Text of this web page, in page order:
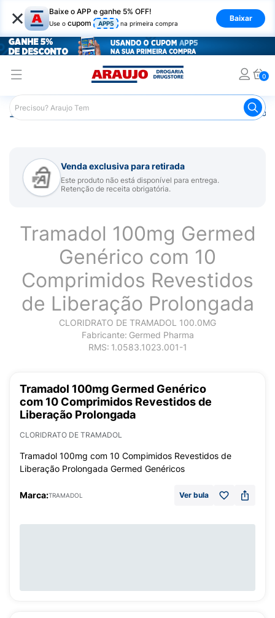
× Baixe o APP e ganhe 5% OFF!
Use o cupom APP5 na primeira compra
Baixar
0
Araujo Medicamentos Remédio
Venda exclusiva para retirada
Este produto não está disponível para entrega.
Retenção de receita obrigatória.
Tramadol 100mg Germed
Genérico com 10
Comprimidos Revestidos
de Liberação Prolongada
CLORIDRATO DE TRAMADOL 100.0MG
Fabricante: Germed Pharma
RMS: 1.0583.1023.001-1
Tramadol 100mg Germed Genérico
com 10 Comprimidos Revestidos de
Liberação Prolongada
CLORIDRATO DE TRAMADOL
Tramadol 100mg com 10 Compimidos Revestidos de
Liberação Prolongada Germed Genéricos
Marca:TRAMADOL Ver bula